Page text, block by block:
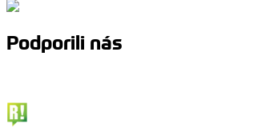
Podporili nás